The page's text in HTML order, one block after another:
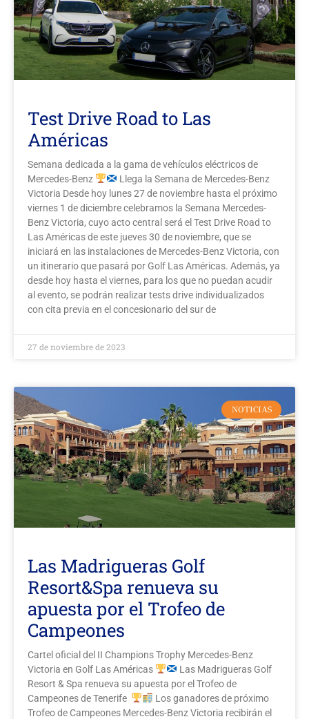
Galería
Contacto
Test Drive Road to Las
Américas
Semana dedicada a la gama de vehículos eléctricos de
Mercedes-Benz
Llega la Semana de Mercedes-Benz
Victoria Desde hoy lunes 27 de noviembre hasta el próximo
viernes 1 de diciembre celebramos la Semana Mercedes-
Benz Victoria, cuyo acto central será el Test Drive Road to
Las Américas de este jueves 30 de noviembre, que se
iniciará en las instalaciones de Mercedes-Benz Victoria, con
un itinerario que pasará por Golf Las Américas. Además, ya
desde hoy hasta el viernes, para los que no puedan acudir
al evento, se podrán realizar tests drive individualizados
con cita previa en el concesionario del sur de
27 de noviembre de 2023
NOTICIAS
Las Madrigueras Golf
Resort&Spa renueva su
apuesta por el Trofeo de
Campeones
Cartel oficial del II Champions Trophy Mercedes-Benz
Victoria en Golf Las Américas
Las Madrigueras Golf
Resort & Spa renueva su apuesta por el Trofeo de
Campeones de Tenerife
Los ganadores de próximo
Trofeo de Campeones Mercedes-Benz Victoria recibirán el